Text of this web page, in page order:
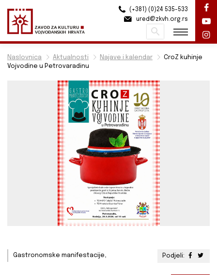
Naslovnica Aktualnosti Najave i kalendar
CroZ kuhinje
Vojvodine u Petrovaradinu
Podjeli:
Gastronomske manifestacije,
(+381) (0)24 535-533
ured@zkvh.org.rs
Pretraži